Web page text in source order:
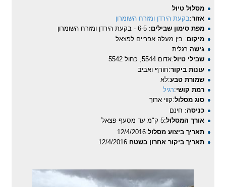
מסלול טיול
אזור:בקעת הירדן ומזרח השומרון
מפת סימון שבילים: 6-5 - בקעת הירדן ומזרח השומרון
מיקום: בין מעלה אפריים לפצאל
גישה:רגלית
שבילי טיול:אדום 5544, כחול 5542
עונות ביקור:חורף ואביב
שמורת טבע:לא
רמת קושי:רגיל
סוג מסלול:קווי ארוך
כניסה: חינם
אורך המסלול:5 ק"מ עד מסעף פצאל
תאריך ביצוע מסלול:12/4/2016
תאריך ביקור אחרון בשטח:12/4/2016